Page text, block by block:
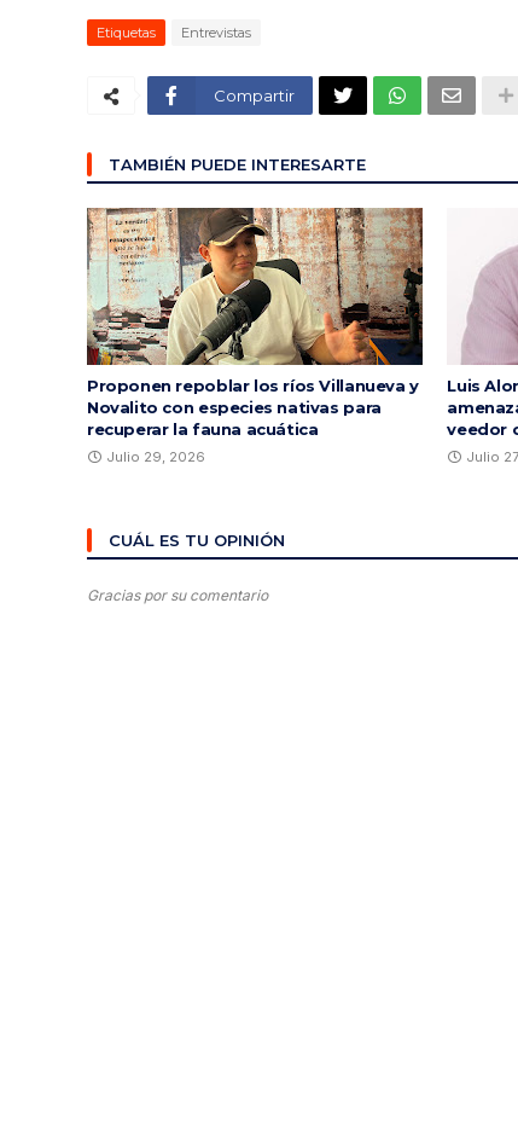
Etiquetas Entrevistas
Compartir
TAMBIÉN PUEDE INTERESARTE
Proponen repoblar los ríos Villanueva y
Novalito con especies nativas para
recuperar la fauna acuática
Julio 29, 2026
Luis
veedor
Julio
CUÁL ES TU OPINIÓN
Gracias por su comentario